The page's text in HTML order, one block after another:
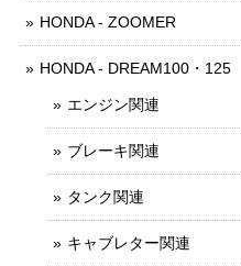
HONDA - ZOOMER
HONDA - DREAM100・125
エンジン関連
ブレーキ関連
タンク関連
キャブレター関連